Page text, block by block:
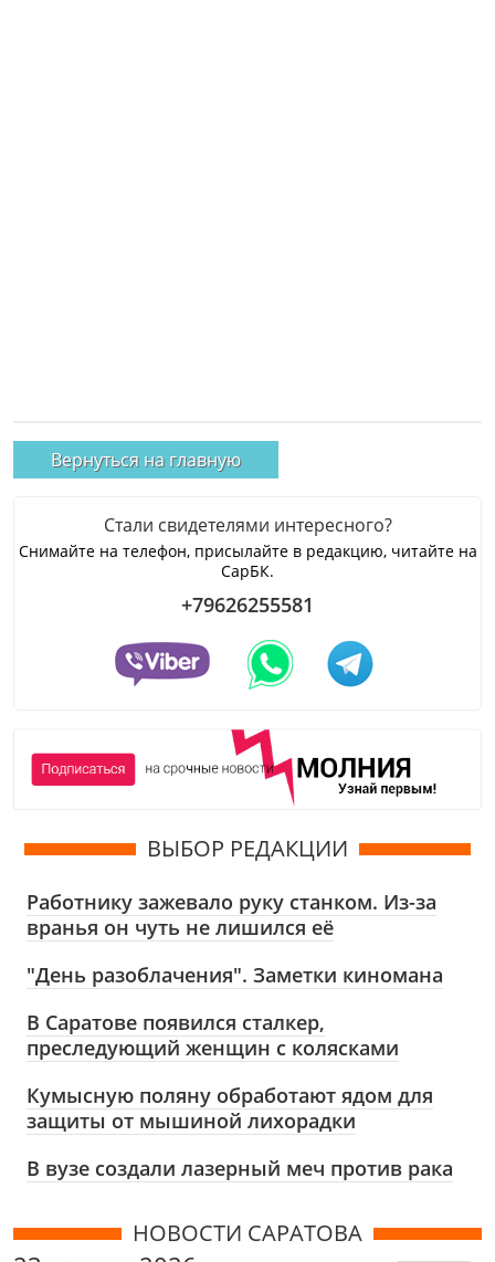
Вернуться на главную
Стали свидетелями интересного?
Снимайте на телефон, присылайте в редакцию, читайте на
СарБК.
+79626255581
ВЫБОР РЕДАКЦИИ
Работнику зажевало руку станком. Из-за
вранья он чуть не лишился её
"День разоблачения". Заметки киномана
В Саратове появился сталкер,
преследующий женщин с колясками
Кумысную поляну обработают ядом для
защиты от мышиной лихорадки
В вузе создали лазерный меч против рака
НОВОСТИ САРАТОВА